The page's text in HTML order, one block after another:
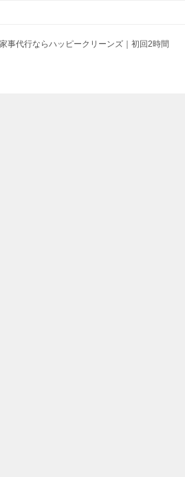
事代行ならハッピークリーンズ｜初回2時間